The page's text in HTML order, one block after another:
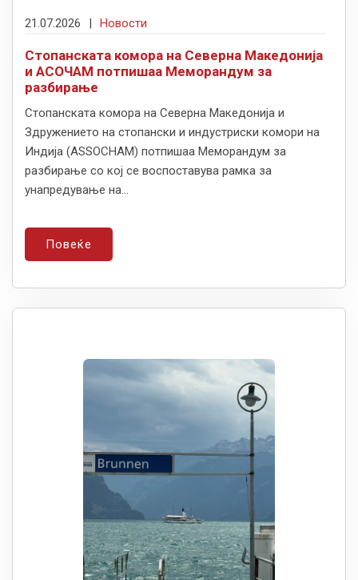
21.07.2026 | Новости
Стопанската комора на Северна Македонија
и АСОЧАМ потпишаа Меморандум за
разбирање
Стопанската комора на Северна Македонија и
Здружението на стопански и индустриски комори на
Индија (ASSOCHAM) потпишаа Меморандум за
разбирање со кој се воспоставува рамка за
унапредување на...
Повеќе